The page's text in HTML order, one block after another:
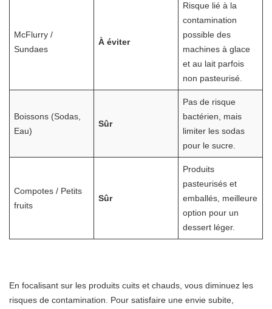
McFlurry /
Sundaes
À éviter
Risque lié à la
contamination
possible des
machines à glace
et au lait parfois
non pasteurisé.
Boissons (Sodas,
Eau)
Sûr
Pas de risque
bactérien, mais
limiter les sodas
pour le sucre.
Compotes / Petits
fruits
Sûr
Produits
pasteurisés et
emballés, meilleure
option pour un
dessert léger.
En focalisant sur les produits cuits et chauds, vous diminuez les
risques de contamination. Pour satisfaire une envie subite,